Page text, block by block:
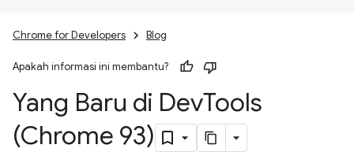
Chrome for Developers Blog
Apakah informasi ini membantu?
Yang Baru di DevTools
(Chrome 93)